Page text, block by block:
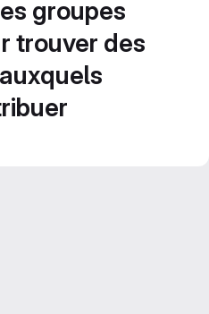
groupes
trouver des